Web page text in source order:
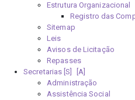
Estrutura Organizacional
Registro das
Sitemap
Leis
Avisos de Licitação
Repasses
Secretarias [S]
Administração
Assistência Social